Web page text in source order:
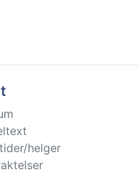
helger